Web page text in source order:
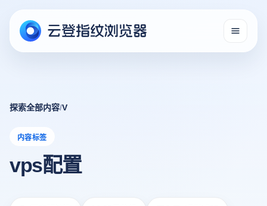
探索全部内容/V
内容标签
vps配置